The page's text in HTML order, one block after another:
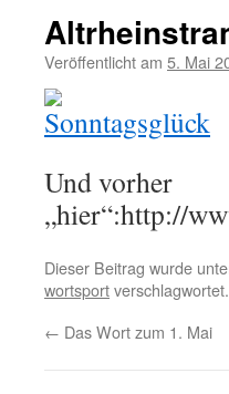
Veröffentlicht am 5. Mai
Und vorher
„hier“:http://
Dieser Beitrag wurde
wortsport
← Das Wort zum 1. Mai